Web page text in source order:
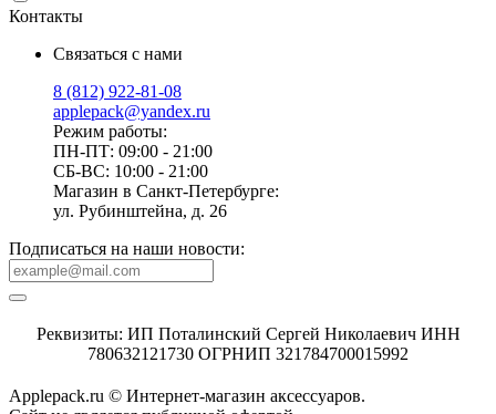
Контакты
Связаться с нами
8 (812) 922-81-08
applepack@yandex.ru
Режим работы:
ПН-ПТ: 09:00 - 21:00
СБ-ВС: 10:00 - 21:00
Магазин в Санкт-Петербурге:
ул. Рубинштейна, д. 26
Подписаться на наши новости:
Реквизиты: ИП Поталинский Сергей Николаевич ИНН
780632121730 ОГРНИП 321784700015992
Applepack.ru © Интернет-магазин аксессуаров.